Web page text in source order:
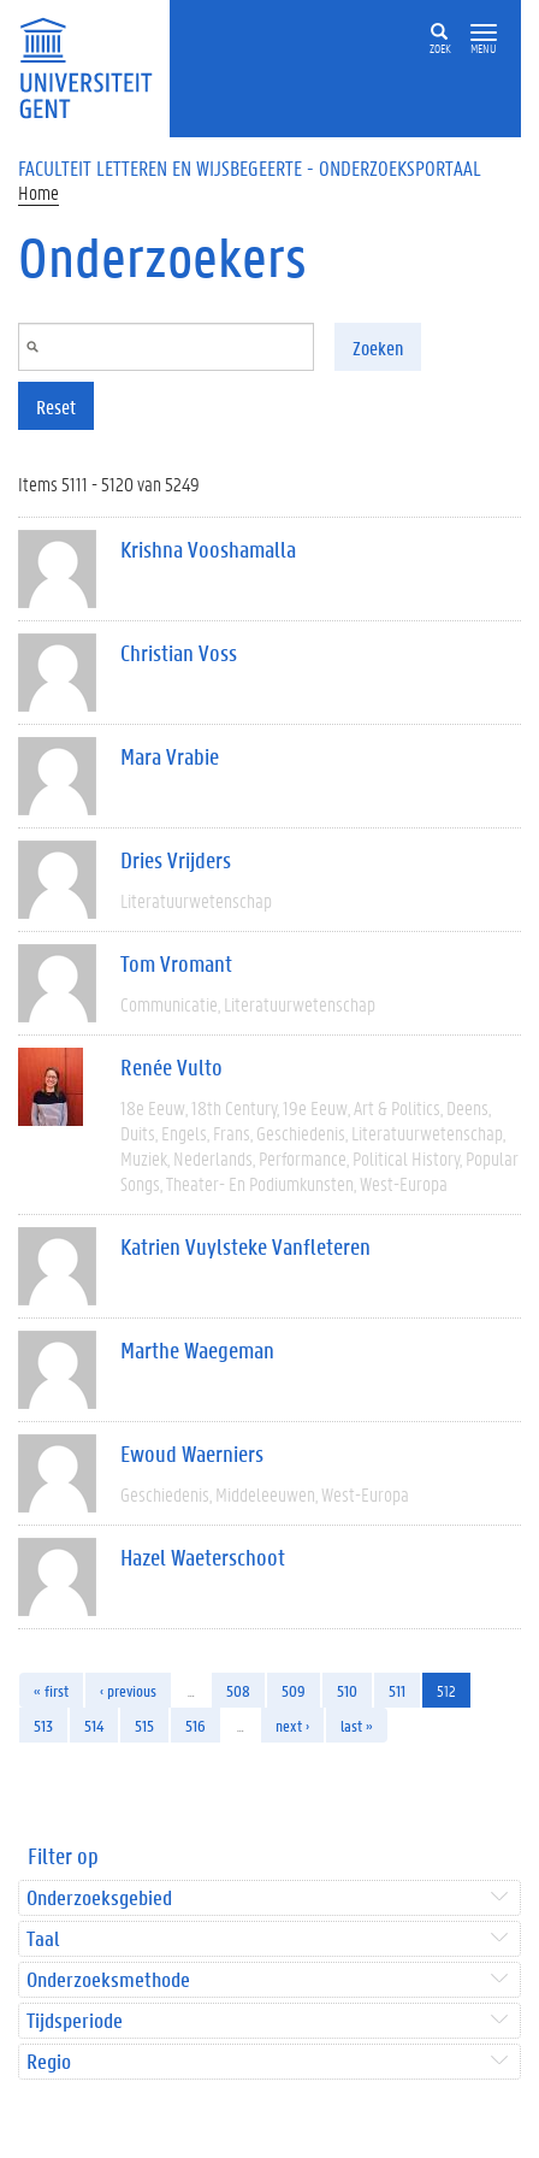
Overslaan en naar de inhoud gaan
ZOEK MENU
FACULTEIT LETTEREN EN WIJSBEGEERTE - ONDERZOEKSPORTAAL
Home
Onderzoekers
Zoeken
Reset
Items 5111 - 5120 van 5249
Krishna Vooshamalla
Christian Voss
Mara Vrabie
Dries Vrijders
Literatuurwetenschap
Tom Vromant
Communicatie Literatuurwetenschap
Renée Vulto
18e Eeuw 18th Century 19e Eeuw Art & Politics Deens
Duits Engels Frans Geschiedenis Literatuurwetenschap
Muziek Nederlands Performance Political History Popular
Songs Theater- En Podiumkunsten West-Europa
Katrien Vuylsteke Vanfleteren
Marthe Waegeman
Ewoud Waerniers
Geschiedenis Middeleeuwen West-Europa
Hazel Waeterschoot
« first ‹ previous 508 509 510 511
512
513
514 515 516 next › last »
Filter op
Onderzoeksgebied
Taal
Onderzoeksmethode
Tijdsperiode
Regio